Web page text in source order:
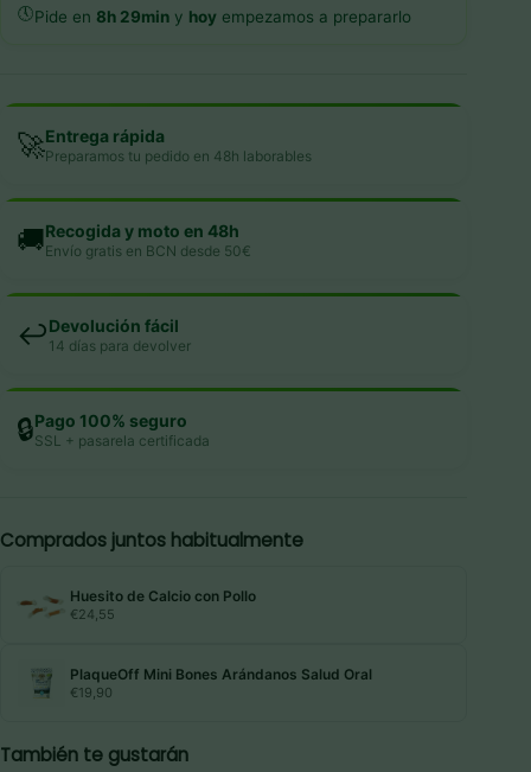
🕔Pide en 8h 29min y hoy empezamos a prepararlo
🚀Entrega rápida
Preparamos tu pedido en 48h laborables
🚚Recogida y moto en 48h
Envío gratis en BCN desde 50€
↩️Devolución fácil
14 días para devolver
🔒Pago 100% seguro
SSL + pasarela certificada
Comprados juntos habitualmente
Huesito de Calcio con Pollo
€24,55
PlaqueOff Mini Bones Arándanos Salud Oral
€19,90
También te gustarán